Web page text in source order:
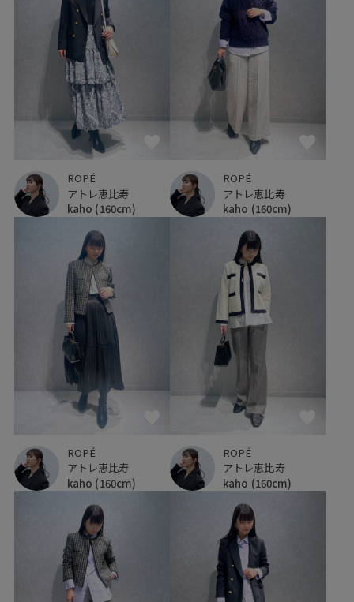
ROPÉ
アトレ恵比寿
kaho (160cm)
ROPÉ
アトレ恵比寿
kaho (160cm)
ROPÉ
アトレ恵比寿
kaho (160cm)
ROPÉ
アトレ恵比寿
kaho (160cm)